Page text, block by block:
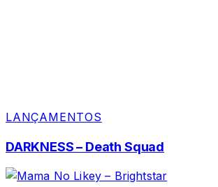
LANÇAMENTOS
DARKNESS – Death Squad